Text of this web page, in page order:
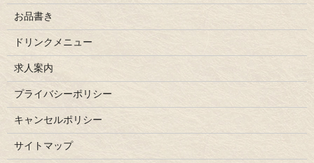
お品書き
ドリンクメニュー
求人案内
プライバシーポリシー
キャンセルポリシー
サイトマップ